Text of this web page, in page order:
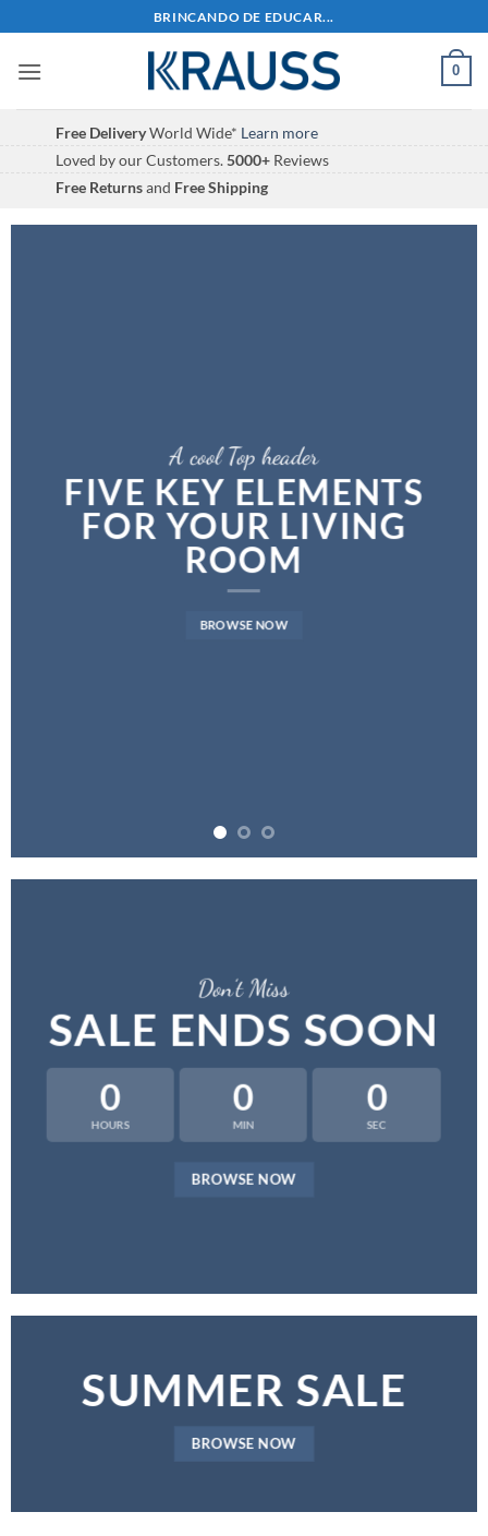
to
content
BRINCANDO DE EDUCAR...
0
Free DeliveryWorld Wide* Learn more
Loved by our Customers.5000+ Reviews
Free Returnsand Free Shipping
A cool Top header
FIVE KEY ELEMENTS
FOR YOUR LIVING
ROOM
BROWSE NOW
Don’t Miss
SALE ENDS SOON
0
HOURS
0
MIN
0
SEC
BROWSE NOW
SUMMER SALE
BROWSE NOW